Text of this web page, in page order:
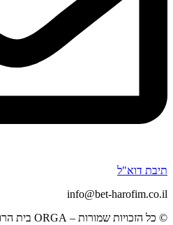
תיבת דוא"ל
info@bet-harofim.co.il
© כל הזכויות שמורות – ORGA בית הרופאים TLV